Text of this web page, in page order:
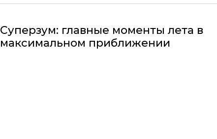
Суперзум: главные моменты лета в
максимальном приближении